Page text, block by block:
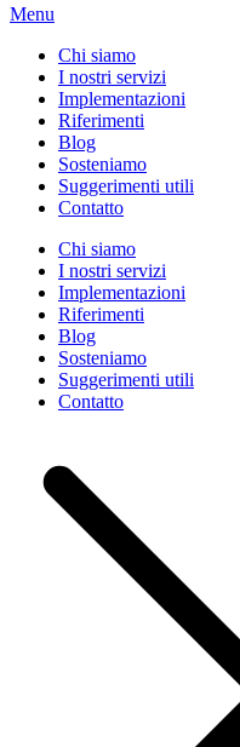
Menu
Chi siamo
I nostri servizi
Implementazioni
Riferimenti
Blog
Sosteniamo
Suggerimenti utili
Contatto
Chi siamo
I nostri servizi
Implementazioni
Riferimenti
Blog
Sosteniamo
Suggerimenti utili
Contatto